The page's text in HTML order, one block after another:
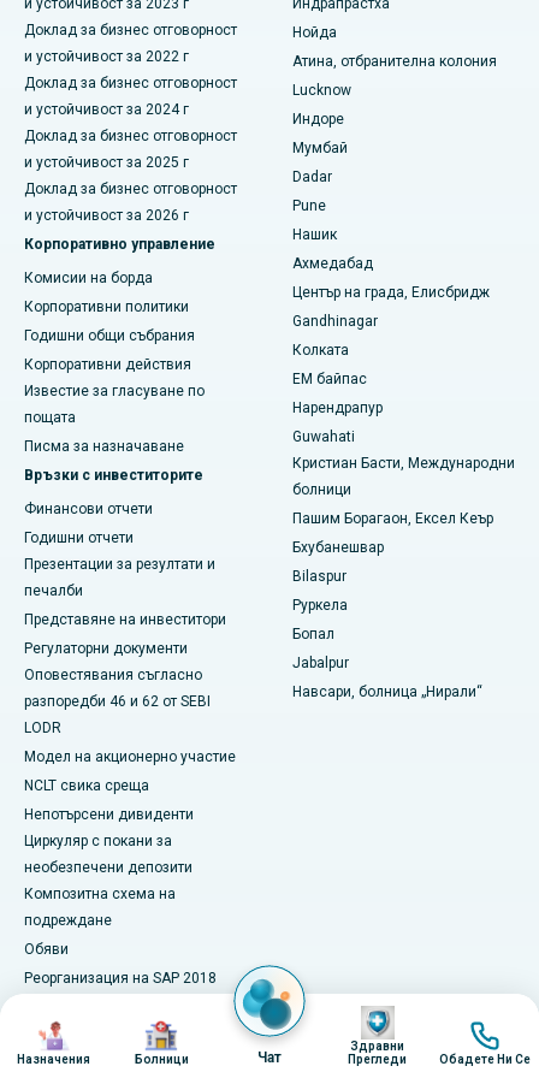
Най-добрата болница в Панчавати, Нашик
Най-добрата болница в Секундерабад, Хайдерабад
Най-добрата болница в Сешадрипурам, Бангалор
Най-добрата болница на Уолтейр Мейн Роуд,
Висакхапатнам
Най-добрата болница в Subhash Nagar Road, Каримнагар
Най-добрата болница в Манагари, Караикуди
Най-добрата болница в Арепали, Варангал
Най-добрата болница в колония Арера, Бхопал
Най-добрата болница в Джаянагар, Бангалор
Най-добрата болница в КК Нагар, Мадурай
Най-добрата болница в Ramji Nagar, Nellore
Най-добрата болница в Сектор-19, Руркела
Най-добрата болница в Суаргейт, Пуна
Най-добрата болница за жени с рак в Южен Делхи
и устойчивост за 2023 г
Доклад за бизнес отговорност
и устойчивост за 2022 г
Доклад за бизнес отговорност
и устойчивост за 2024 г
Доклад за бизнес отговорност
и устойчивост за 2025 г
Доклад за бизнес отговорност
и устойчивост за 2026 г
Корпоративно управление
Комисии на борда
Корпоративни политики
Годишни общи събрания
Корпоративни действия
Известие за гласуване по
пощата
Писма за назначаване
Връзки с инвеститорите
Финансови отчети
Годишни отчети
Презентации за резултати и
печалби
Представяне на инвеститори
Регулаторни документи
Оповестявания съгласно
разпоредби 46 и 62 от SEBI
LODR
Модел на акционерно участие
NCLT свика среща
Непотърсени дивиденти
Циркуляр с покани за
необезпечени депозити
Композитна схема на
подреждане
Обяви
Реорганизация на SAP 2018
Медиен център
Индрапрастха
Нойда
Атина, отбранителна колония
Lucknow
Индоре
Мумбай
Dadar
Pune
Нашик
Ахмедабад
Център на града, Елисбридж
Gandhinagar
Колката
EM байпас
Нарендрапур
Guwahati
Кристиан Басти, Международни
болници
Пашим Борагаон, Ексел Кеър
Бхубанешвар
Bilaspur
Руркела
Бопал
Jabalpur
Навсари, болница „Нирали“
Изображение
Назначения
Изображение
Болници Чат
Изображение
Здравни
Прегледи
Обадете Ни Се